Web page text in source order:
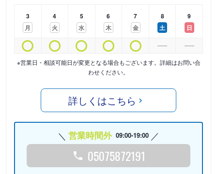
3
月
4
火
5
水
6
木
7
金
8
土
9
日
※営業日・相談可能日が変更となる場合もございます。詳細はお問い合
わせください。
詳しくはこちら
営業時間外 09:00-19:00
05075872191